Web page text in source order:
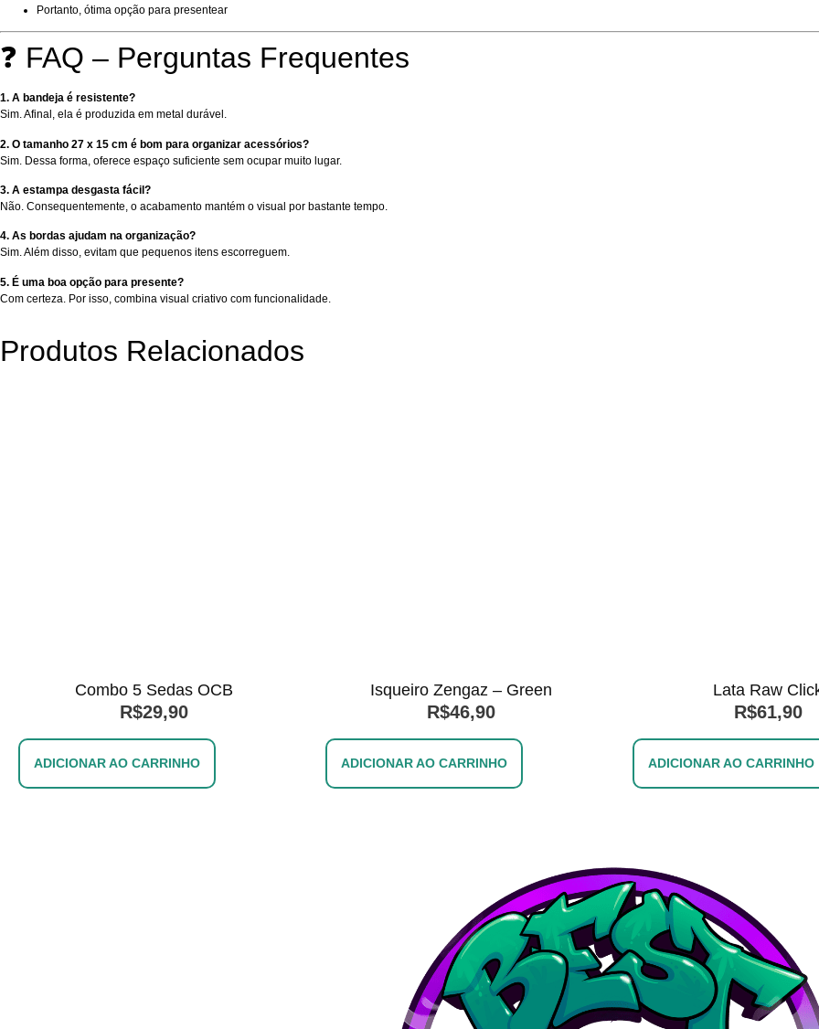
Portanto, ótima opção para presentear
❓ FAQ – Perguntas Frequentes
1. A bandeja é resistente?
Sim. Afinal, ela é produzida em metal durável.
2. O tamanho 27 x 15 cm é bom para organizar acessórios?
Sim. Dessa forma, oferece espaço suficiente sem ocupar muito lugar.
3. A estampa desgasta fácil?
Não. Consequentemente, o acabamento mantém o visual por bastante tempo.
4. As bordas ajudam na organização?
Sim. Além disso, evitam que pequenos itens escorreguem.
5. É uma boa opção para presente?
Com certeza. Por isso, combina visual criativo com funcionalidade.
Produtos Relacionados
Combo 5 Sedas OCB
R$29,90
ADICIONAR AO CARRINHO
Isqueiro Zengaz – Green
R$46,90
ADICIONAR AO CARRINHO
Lata Raw
R$61,90
ADICIONAR AO CARRINHO